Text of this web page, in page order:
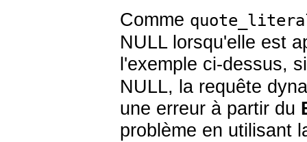
Comme
NULL lorsqu'elle est
l'exemple ci-dessus,
NULL, la requête
une erreur à partir du
problème en utilisant